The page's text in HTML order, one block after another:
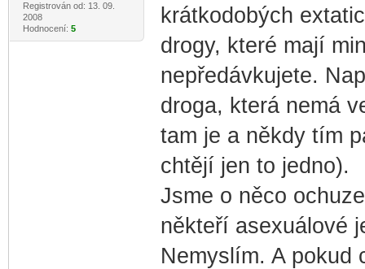
Registrován od: 13. 09.
2008
Hodnocení: 5
krátkodobých
drogy, které mají
nepředávkujete.
droga, která nemá
tam je a někdy tím
chtějí jen to jedno).
Jsme o něco
někteří asexuálové
Nemyslím. A pokud